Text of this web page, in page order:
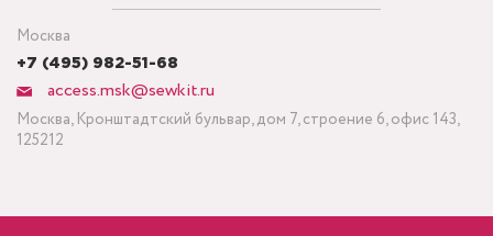
Москва
+7 (495) 982-51-68
access.msk@sewkit.ru
Москва, Кронштадтский бульвар, дом 7, строение 6, офис 143,
125212